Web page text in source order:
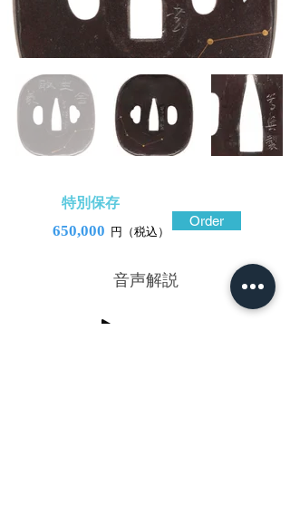
特別保存
650,000 円（税込）
Order
​音声解説